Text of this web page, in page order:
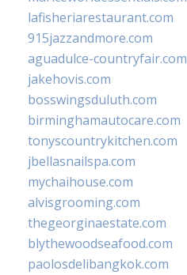
lafisheriarestaurant.com
915jazzandmore.com
aguadulce-countryfair.com
jakehovis.com
bosswingsduluth.com
birminghamautocare.com
tonyscountrykitchen.com
jbellasnailspa.com
mychaihouse.com
alvisgrooming.com
thegeorginaestate.com
blythewoodseafood.com
paolosdelibangkok.com